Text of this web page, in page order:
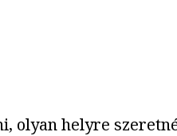
olyan helyre